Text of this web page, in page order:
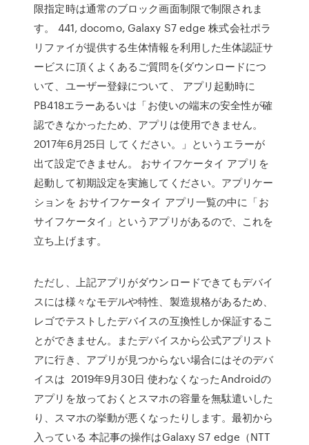
限指定時は通常のブロック画面制限で制限されま
す。 441, docomo, Galaxy S7 edge 株式会社ポラ
リファイが提供する生体情報を利用した生体認証サ
ービスに頂くよくあるご質問を(ダウンロードにつ
いて、ユーザー登録について、 アプリ起動時に
PB418エラーあるいは「お使いの端末の安全性が確
認できなかったため、アプリは使用できません。
2017年6月25日 してください。」というエラーが
出て設定できません。 おサイフケータイ アプリを
起動して初期設定を実施してください。アプリケー
ションを おサイフケータイ アプリ一覧の中に「お
サイフケータイ」というアプリがあるので、これを
立ち上げます。
ただし、上記アプリがダウンロードできてもデバイ
スには様々なモデルや特性、製造規格があるため、
レゴでテストしたデバイスの互換性しか保証するこ
とができません。またデバイスから公式アプリスト
アに行き、アプリが見つからない場合にはそのデバ
イスは 2019年9月30日 使わなくなったAndroidの
アプリを放っておくとスマホの容量を無駄遣いした
り、スマホの挙動が悪くなったりします。最初から
入っている 本記事の操作はGalaxy S7 edge（NTT